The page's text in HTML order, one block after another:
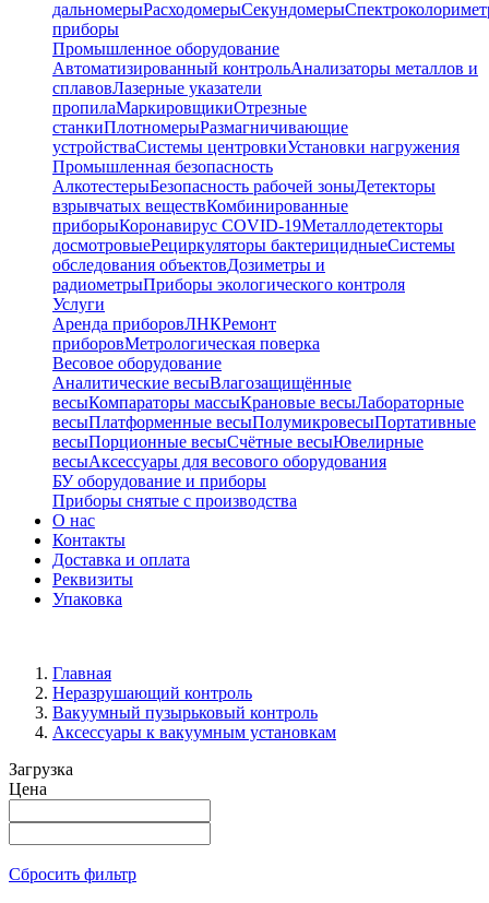
дальномерыРасходомерыСекундомеры
приборы
Промышленное оборудование
Автоматизированный контрольАнализаторы металлов и
сплавовЛазерные указатели
пропилаМаркировщикиОтрезные
станкиПлотномерыРазмагничивающие
устройстваСистемы центровкиУстановки нагружения
Промышленная безопасность
АлкотестерыБезопасность рабочей зоныДетекторы
взрывчатых веществКомбинированные
приборыКоронавирус COVID-19Металлодетекторы
досмотровыеРециркуляторы бактерицидныеСистемы
обследования объектовДозиметры и
радиометрыПриборы экологического контроля
Услуги
Аренда приборовЛНКРемонт
приборовМетрологическая поверка
Весовое оборудование
Аналитические весыВлагозащищённые
весыКомпараторы массыКрановые весыЛабораторные
весыПлатформенные весыПолумикровесыПортативные
весыПорционные весыСчётные весыЮвелирные
весыАксессуары для весового оборудования
БУ оборудование и приборы
Приборы снятые с производства
О нас
Контакты
Доставка и оплата
Реквизиты
Упаковка
Главная
Неразрушающий контроль
Вакуумный пузырьковый контроль
Аксессуары к вакуумным установкам
Загрузка
Цена
Сбросить фильтр